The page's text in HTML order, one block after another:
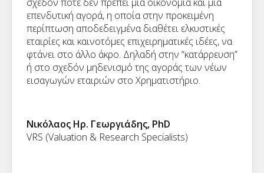
επενδυτική αγορά, η οποία στην προκειμένη
περίπτωση αποδεδειγμένα διαθέτει ελκυστικές
εταιρίες και καινοτόμες επιχειρηματικές ιδέες, να
φτάνει στο άλλο άκρο. Δηλαδή στην “κατάρρευση”
ή στο σχεδόν μηδενισμό της αγοράς των νέων
εισαγωγών εταιριών στο Χρηματιστήριο.
Νικόλαος Ηρ. Γεωργιάδης, PhD
VRS (Valuation & Research Specialists)